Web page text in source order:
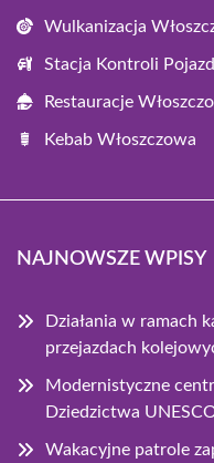
Wulkanizacja
Stacja Kontroli
Restauracje
Kebab Włoszczowa
NAJNOWSZE WPISY
Działania w ramach
przejazdach
Modernistyczne
Dziedzictwa
Wakacyjne patrole